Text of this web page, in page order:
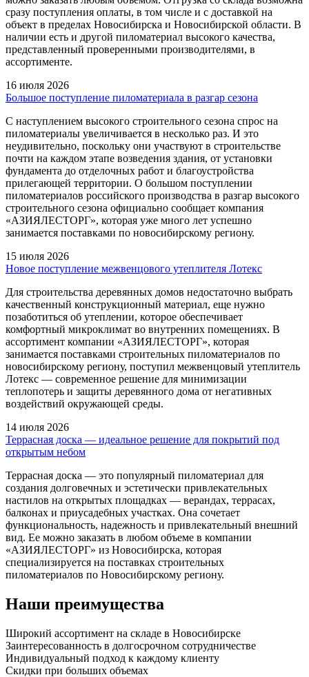
сразу поступления оплаты, в том числе и с доставкой на
объект в пределах Новосибирска и Новосибирской области. В
наличии есть и другой пиломатериал высокого качества,
представленный проверенными производителями, в
ассортименте.
16 июля 2026
Большое поступление пиломатериала в разгар сезона
С наступлением высокого строительного сезона спрос на
пиломатериалы увеличивается в несколько раз. И это
неудивительно, поскольку они участвуют в строительстве
почти на каждом этапе возведения здания, от установки
фундамента до отделочных работ и благоустройства
прилегающей территории. О большом поступлении
пиломатериалов российского производства в разгар высокого
строительного сезона официально сообщает компания
«АЗИЯЛЕСТОРГ», которая уже много лет успешно
занимается поставками по новосибирскому региону.
15 июля 2026
Новое поступление межвенцового утеплителя Лотекс
Для строительства деревянных домов недостаточно выбрать
качественный конструкционный материал, еще нужно
позаботиться об утеплении, которое обеспечивает
комфортный микроклимат во внутренних помещениях. В
ассортимент компании «АЗИЯЛЕСТОРГ», которая
занимается поставками строительных пиломатериалов по
новосибирскому региону, поступил межвенцовый утеплитель
Лотекс — современное решение для минимизации
теплопотерь и защиты деревянного дома от негативных
воздействий окружающей среды.
14 июля 2026
Террасная доска — идеальное решение для покрытий под
открытым небом
Террасная доска — это популярный пиломатериал для
создания долговечных и эстетически привлекательных
настилов на открытых площадках — верандах, террасах,
балконах и приусадебных участках. Она сочетает
функциональность, надежность и привлекательный внешний
вид. Ее можно заказать в любом объеме в компании
«АЗИЯЛЕСТОРГ» из Новосибирска, которая
специализируется на поставках строительных
пиломатериалов по Новосибирскому региону.
Наши преимущества
Широкий ассортимент на складе в Новосибирске
Заинтересованность в долгосрочном сотрудничестве
Индивидуальный подход к каждому клиенту
Скидки при больших объемах